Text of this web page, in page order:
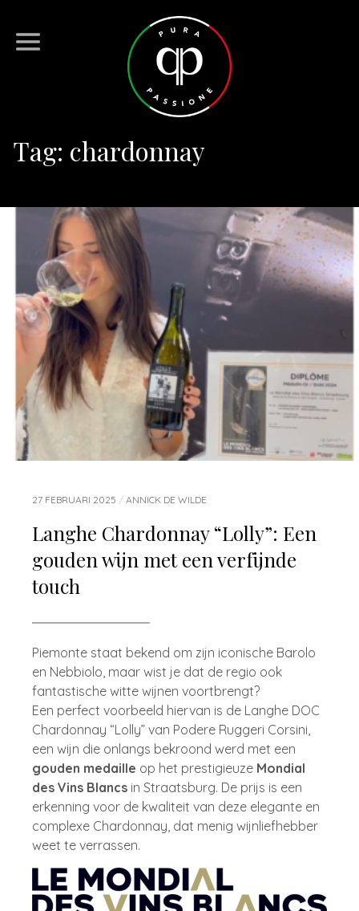
Tag: chardonnay
27 FEBRUARI 2025 / ANNICK DE WILDE
Langhe Chardonnay “Lolly”: Een
gouden wijn met een verfijnde
touch
Piemonte staat bekend om zijn iconische Barolo
en Nebbiolo, maar wist je dat de regio ook
fantastische witte wijnen voortbrengt?
Een perfect voorbeeld hiervan is de Langhe DOC
Chardonnay “Lolly” van Podere Ruggeri Corsini,
een wijn die onlangs bekroond werd met een
gouden medaille op het prestigieuze Mondial
des Vins Blancs in Straatsburg. De prijs is een
erkenning voor de kwaliteit van deze elegante en
complexe Chardonnay, dat menig wijnliefhebber
weet te verrassen.